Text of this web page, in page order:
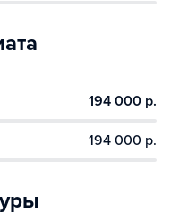
194 000 р.
194 000 р.